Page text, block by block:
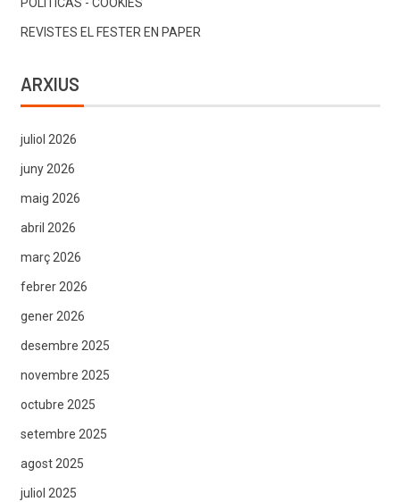
POLITICAS - COOKIES
REVISTES EL FESTER EN PAPER
ARXIUS
juliol 2026
juny 2026
maig 2026
abril 2026
març 2026
febrer 2026
gener 2026
desembre 2025
novembre 2025
octubre 2025
setembre 2025
agost 2025
juliol 2025